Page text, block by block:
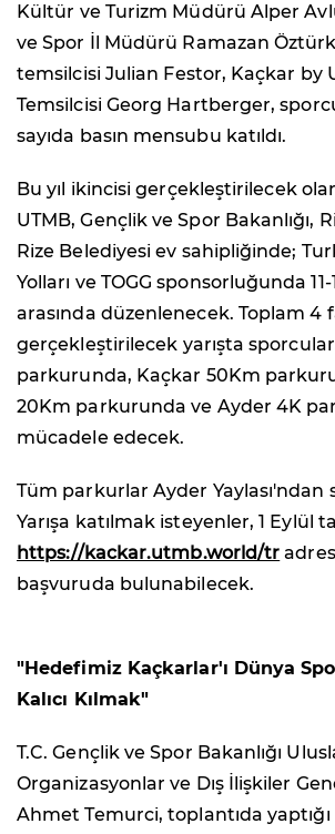
Kültür ve Turizm Müdürü Alper
ve Spor İl Müdürü Ramazan
temsilcisi Julian Festor, Kaçkar by
Temsilcisi Georg Hartberger,
sayıda basın mensubu katıldı.
Bu yıl ikincisi gerçekleştirilecek
UTMB, Gençlik ve Spor Bakanlığı,
Rize Belediyesi ev sahipliğinde;
Yolları ve TOGG sponsorluğunda
arasında düzenlenecek. Toplam 4
gerçekleştirilecek yarışta
parkurunda, Kaçkar 50Km
20Km parkurunda ve Ayder 4K
mücadele edecek.
Tüm parkurlar Ayder Yaylası'ndan
Yarışa katılmak isteyenler, 1 Eylül
https://kackar.utmb.world/tr
başvuruda bulunabilecek.
"Hedefimiz Kaçkarlar'ı Dünya
Kalıcı Kılmak"
T.C. Gençlik ve Spor Bakanlığı
Organizasyonlar ve Dış İlişkiler
Ahmet Temurci, toplantıda